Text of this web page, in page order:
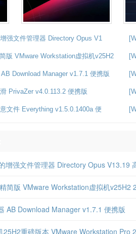
强文件管理器 Directory Opus V1
版 VMware Workstation虚拟机v25H2
Download Manager v1.7.1 便携版
PrivaZer v4.0.113.2 便携版
文件 Everything v1.5.0.1400a 便
增强文件管理器 Directory Opus V13.19
简版 VMware Workstation虚拟机v25H2
AB Download Manager v1.7.1 便携版
25H2重磅版本 VMware Workstation Pro